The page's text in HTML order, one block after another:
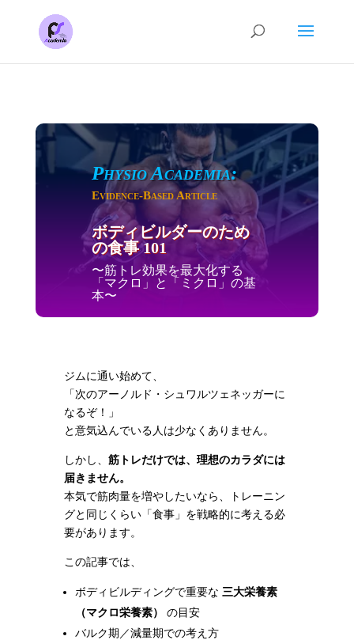
Physio Academia:
Evidence-Based Article
ボディビルダーのため
の食事 101
〜筋トレ効果を最大化する
「マクロ」と「ミクロ」の基
本〜
ジムに通い始めて、
「次のアーノルド・シュワルツェネッガーに
なるぞ！」
と意気込んでいる人は少なくありません。
しかし、 筋トレだけでは、理想のカラダには
届きません。
本気で筋肉量を増やしたいなら、トレーニン
グと同じくらい「食事」を戦略的に考える必
要があります。
この記事では、
ボディビルディングで重要な 三大栄養素
（マクロ栄養素）
の目安
バルク期／減量期での考え方